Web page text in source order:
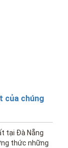
của chúng
tại Đà Nẵng
thức những